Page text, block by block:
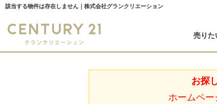
該当する物件は存在しません｜株式会社グランクリエーション
売りた
お探
ホームペー